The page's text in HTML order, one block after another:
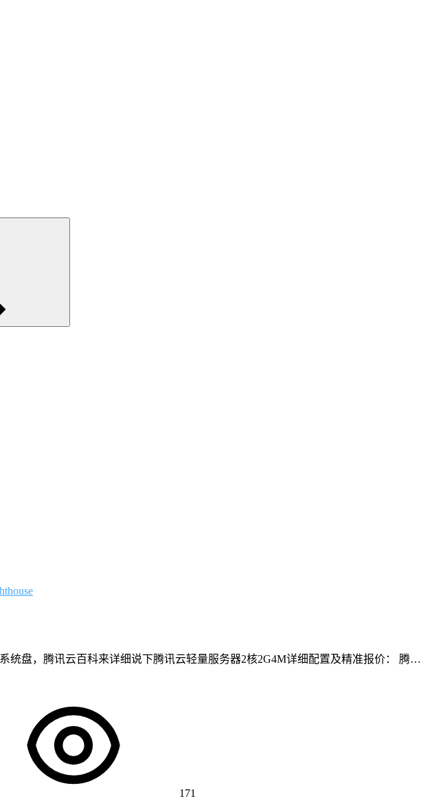
统盘，腾讯云百科来详细说下腾讯云轻量服务器2核2G4M详细配置及精准报价： 腾…
171